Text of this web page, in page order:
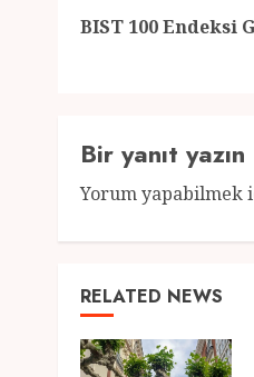
BIST 100 Endeksi
Bir yanıt yazın
Yorum yapabilmek
RELATED NEWS